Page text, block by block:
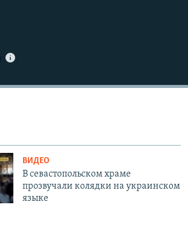
ВИДЕО
В севастопольском храме
прозвучали колядки на украинском
языке